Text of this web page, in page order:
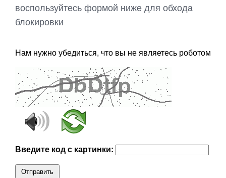
воспользуйтесь формой ниже для обхода
блокировки
Нам нужно убедиться, что вы не являетесь роботом
Введите код с картинки:
Отправить